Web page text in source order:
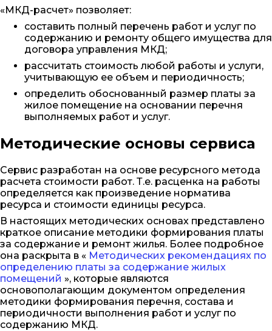
«МКД-расчет» позволяет:
составить полный перечень работ и услуг по
содержанию и ремонту общего имущества для
договора управления МКД;
рассчитать стоимость любой работы и услуги,
учитывающую ее объем и периодичность;
определить обоснованный размер платы за
жилое помещение на основании перечня
выполняемых работ и услуг.
Методические основы сервиса
Сервис разработан на основе ресурсного метода
расчета стоимости работ. Т.е. расценка на работы
определяется как произведение норматива
ресурса и стоимости единицы ресурса.
В настоящих методических основах представлено
краткое описание методики формирования платы
за содержание и ремонт жилья. Более подробное
она раскрыта в « Методических рекомендациях по
определению платы за содержание жилых
помещений », которые являются
основополагающим документом определения
методики формирования перечня, состава и
периодичности выполнения работ и услуг по
содержанию МКД.